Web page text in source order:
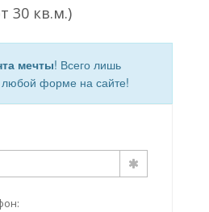
30 кв.м.)
мечты! Всего лишь
любой форме на сайте!